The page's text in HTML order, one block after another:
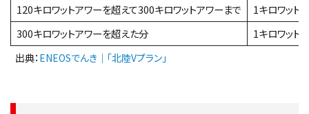
120キロワットアワーを超えて300キロワットアワーまで
1キロワット
300キロワットアワーを超えた分
1キロワット
出典： ENEOSでんき｜「北陸Vプラン」